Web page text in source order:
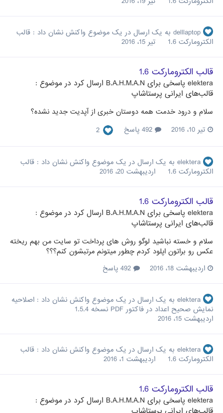
delllaptop به یک ارسال در یک موضوع واکنش نشان داد : قالب
الکترومارکت 1.6
تیر 15، 2016
قالب الکترومارکت 1.6
elektera پاسخی برای B.A.H.M.A.N ارسال کرد در موضوع :
قالب‌های ایرانی پرستاشاپ
سلام و درود خدمت همه دوستان خبری از آپدیت جدید نشده؟
تیر 10، 2016
2
elektera به یک ارسال در یک موضوع واکنش نشان داد : قالب
الکترومارکت 1.6
اردیبهشت 20، 2016
قالب الکترومارکت 1.6
elektera پاسخی برای B.A.H.M.A.N ارسال کرد در موضوع :
قالب‌های ایرانی پرستاشاپ
سلام و خسته نباشید لوگو روش های پرداخت تو سایت من بهم ریخته
عکس رو براتون اپلود کردم چطور میتونم مرتبشون کنم؟؟؟
اردیبهشت 18، 2016
elektera به یک ارسال در یک موضوع واکنش نشان داد : اصلاحیه
نمایش صحیح اعداد در فاکتور PDF نسخه 1.5.4
اردیبهشت 15، 2016
elektera به یک ارسال در یک موضوع واکنش نشان داد : قالب
الکترومارکت 1.6
اردیبهشت 1، 2016
قالب الکترومارکت 1.6
elektera پاسخی برای B.A.H.M.A.N ارسال کرد در موضوع :